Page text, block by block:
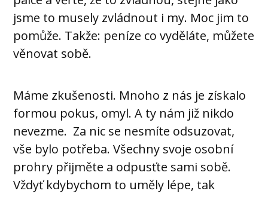
jsme to musely zvládnout i my. Moc jim to
pomůže. Takže: peníze co vyděláte, můžete
věnovat sobě.
Máme zkušenosti. Mnoho z nás je získalo
formou pokus, omyl. A ty nám již nikdo
nevezme. Za nic se nesmíte odsuzovat,
vše bylo potřeba. Všechny svoje osobní
prohry přijměte a odpusťte sami sobě.
Vždyť kdybychom to uměly lépe, tak